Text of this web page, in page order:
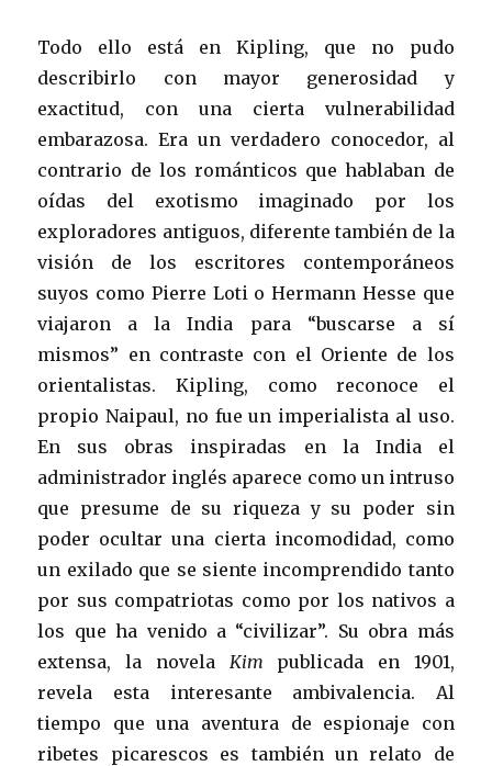
Todo ello está en Kipling, que no pudo
describirlo con mayor generosidad y
exactitud, con una cierta vulnerabilidad
embarazosa. Era un verdadero conocedor, al
contrario de los románticos que hablaban de
oídas del exotismo imaginado por los
exploradores antiguos, diferente también de la
visión de los escritores contemporáneos
suyos como Pierre Loti o Hermann Hesse que
viajaron a la India para “buscarse a sí
mismos” en contraste con el Oriente de los
orientalistas. Kipling, como reconoce el
propio Naipaul, no fue un imperialista al uso.
En sus obras inspiradas en la India el
administrador inglés aparece como un intruso
que presume de su riqueza y su poder sin
poder ocultar una cierta incomodidad, como
un exilado que se siente incomprendido tanto
por sus compatriotas como por los nativos a
los que ha venido a “civilizar”. Su obra más
extensa, la novela Kim publicada en 1901,
revela esta interesante ambivalencia. Al
tiempo que una aventura de espionaje con
ribetes picarescos es también un relato de